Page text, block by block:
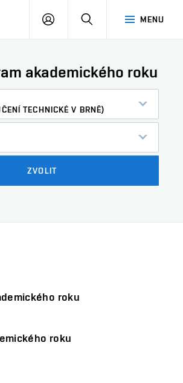
MENU
PŘIHLÁSIT
akademického roku
TECHNICKÉ V BRNĚ)
ZVOLIT
roku
roku